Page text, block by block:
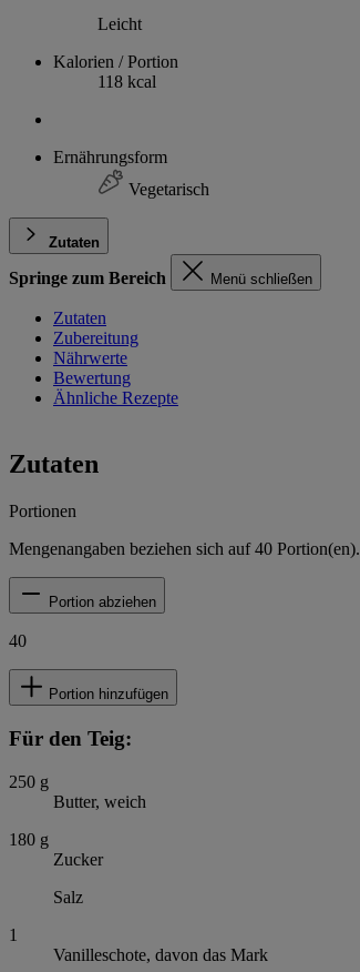
Leicht
Kalorien / Portion
118 kcal
Ernährungsform
Vegetarisch
Zutaten
Springe zum Bereich Menü schließen
Zutaten
Zubereitung
Nährwerte
Bewertung
Ähnliche Rezepte
Zutaten
Portionen
Mengenangaben beziehen sich auf40 Portion(en).
Portion abziehen
40
Portion hinzufügen
Für den Teig:
250 g
Butter, weich
180 g
Zucker
Salz
1
Vanilleschote, davon das Mark